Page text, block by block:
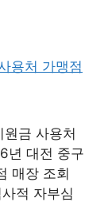
금 사용처
년 대전 중구
매장 조회
적 자부심